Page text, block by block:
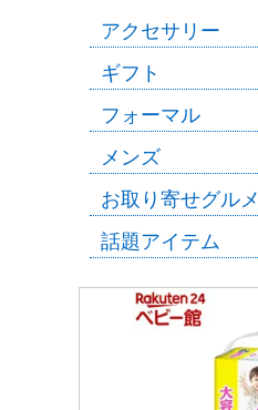
アクセサリー
ギフト
フォーマル
メンズ
お取り寄せグルメ
話題アイテム